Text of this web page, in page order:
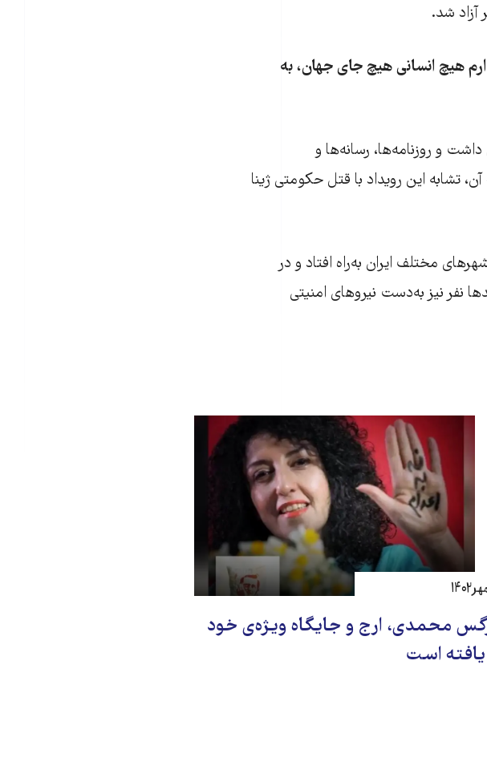
هیچ انسانی هیچ جای جهان، به
و روزنامه‌ها، رسانه‌ها و
این رویداد با قتل حکومتی ژینا
مختلف ایران به‌راه افتاد و در
نفر نیز به‌دست نیروهای امنیتی
محمدی، ارج و جایگاه ویژه‌ی خود
یافته است